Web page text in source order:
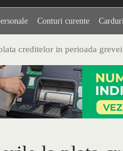
Conturi curente
creditelor in perioada grevei